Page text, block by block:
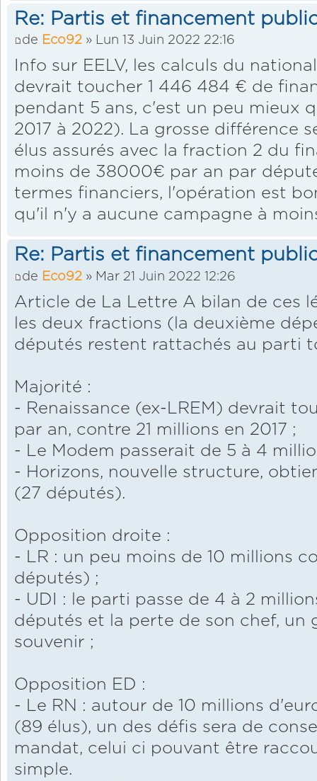
Re: Partis et financement
de Eco92 » Lun 13 Juin 2022 22:16
Info sur EELV, les calculs du
devrait toucher 1 446 484 € de
pendant 5 ans, c'est un peu mieux
2017 à 2022). La grosse différence
élus assurés avec la fraction 2 du
moins de 38000€ par an par
termes financiers, l'opération est
qu'il n'y a aucune campagne à
Re: Partis et financement
de Eco92 » Mar 21 Juin 2022 12:26
Article de La Lettre A bilan de ces
les deux fractions (la deuxième
députés restent rattachés au parti
Majorité :
- Renaissance (ex-LREM) devrait
par an, contre 21 millions en 2017 ;
- Le Modem passerait de 5 à 4
- Horizons, nouvelle structure,
(27 députés).
Opposition droite :
- LR : un peu moins de 10 millions
députés) ;
- UDI : le parti passe de 4 à 2
députés et la perte de son chef, un
souvenir ;
Opposition ED :
- Le RN : autour de 10 millions
(89 élus), un des défis sera de
mandat, celui ci pouvant être
simple.